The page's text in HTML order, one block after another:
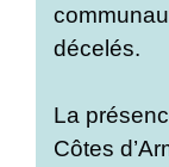
décelés.
La
Côtes